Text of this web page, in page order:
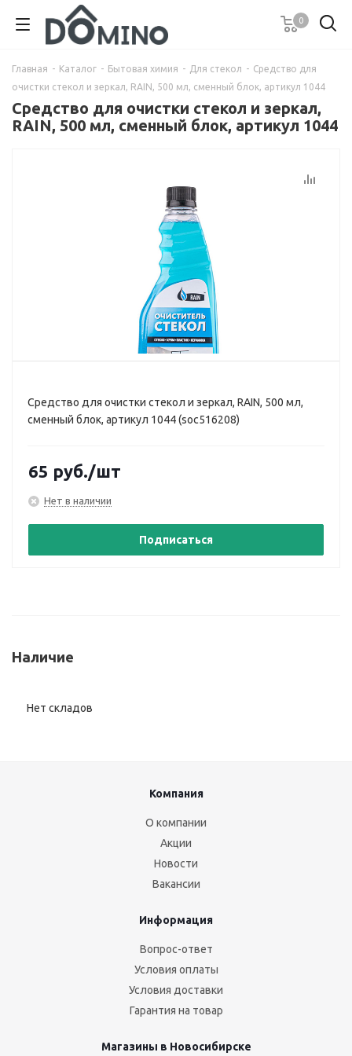
0
Главная - Каталог - Бытовая химия - Для стекол - Средство для
очистки стекол и зеркал, RAIN, 500 мл, сменный блок, артикул 1044
Средство для очистки стекол и зеркал,
RAIN, 500 мл, сменный блок, артикул 1044
Средство для очистки стекол и зеркал, RAIN, 500 мл,
сменный блок, артикул 1044 (soc516208)
65 руб./шт
Нет в наличии
Подписаться
Наличие
Нет складов
Компания
О компании
Акции
Новости
Вакансии
Информация
Вопрос-ответ
Условия оплаты
Условия доставки
Гарантия на товар
Магазины в Новосибирске